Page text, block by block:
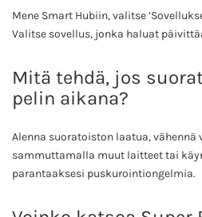
Mene Smart Hubiin, valitse
Valitse sovellus, jonka haluat
Mitä tehdä, jos
pelin aikana?
Alenna suoratoiston laatua,
sammuttamalla muut laitteet tai
parantaaksesi puskurointiongelmia.